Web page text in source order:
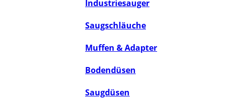
Industriesauger
Saugschläuche
Muffen & Adapter
Bodendüsen
Saugdüsen